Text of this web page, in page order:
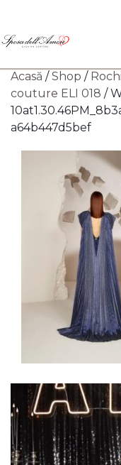
Acasă /Shop /
couture ELI 018 /
a64b447d5bef